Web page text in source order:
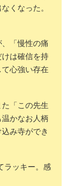
くなった。
「慢性の痛
は確信を持
心強い存在
「この先生
かなお人柄
み寺ができ
ラッキー。感